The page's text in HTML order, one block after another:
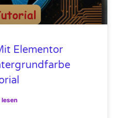
Elementor
lesen